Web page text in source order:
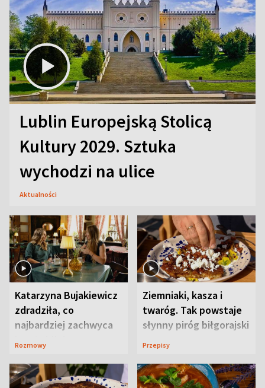
Lublin Europejską Stolicą
Kultury 2029. Sztuka
wychodzi na ulice
Aktualności
Katarzyna Bujakiewicz
zdradziła, co
najbardziej zachwyca
ją w Lublinie
Rozmowy
Ziemniaki, kasza i
twaróg. Tak powstaje
słynny piróg biłgorajski
Przepisy